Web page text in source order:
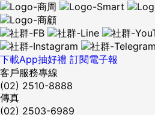
下載App抽好禮 訂閱電子報
客戶服務專線
(02) 2510-8888
傳真
(02) 2503-6989